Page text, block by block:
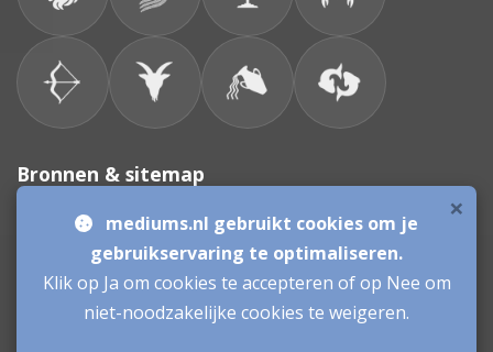
Bronnen & sitemap
Consulenten
Vacatures Mediums
Werken als Medium
Inloggen als Medium
×
mediums.nl gebruikt cookies om je
gebruikservaring te optimaliseren.
Klik op Ja om cookies te accepteren of op Nee om
niet-noodzakelijke cookies te weigeren.